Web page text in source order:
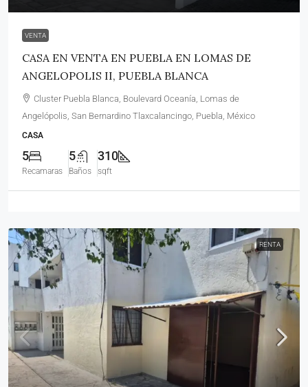
VENTA
CASA EN VENTA EN PUEBLA EN LOMAS DE
ANGELOPOLIS II, PUEBLA BLANCA
Cluster Puebla Blanca, Boulevard Oceanía, Lomas de
Angelópolis, San Bernardino Tlaxcalancingo, Puebla, México
CASA
5
Recamaras
5
Baños
310
sqft
RENTA